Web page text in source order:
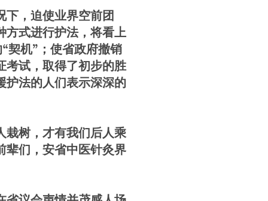
，迫使业界空前团
方式进行护法，将看上
契机”；使省政府撤销
考试，取得了初步的胜
护法的人们表示深深的
树，才有我们后人乘
辈们，安省中医针灸界